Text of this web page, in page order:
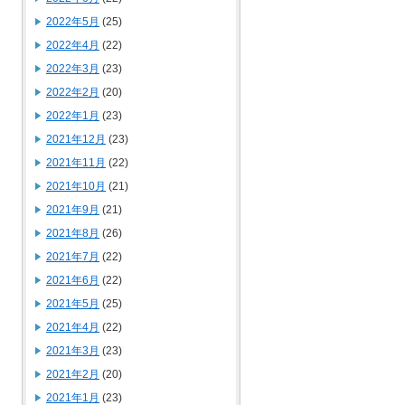
2022年5月 (25)
2022年4月 (22)
2022年3月 (23)
2022年2月 (20)
2022年1月 (23)
2021年12月 (23)
2021年11月 (22)
2021年10月 (21)
2021年9月 (21)
2021年8月 (26)
2021年7月 (22)
2021年6月 (22)
2021年5月 (25)
2021年4月 (22)
2021年3月 (23)
2021年2月 (20)
2021年1月 (23)